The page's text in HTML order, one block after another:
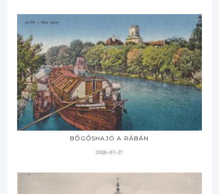
BŐGŐSHAJÓ A RÁBÁN
2026-07-27